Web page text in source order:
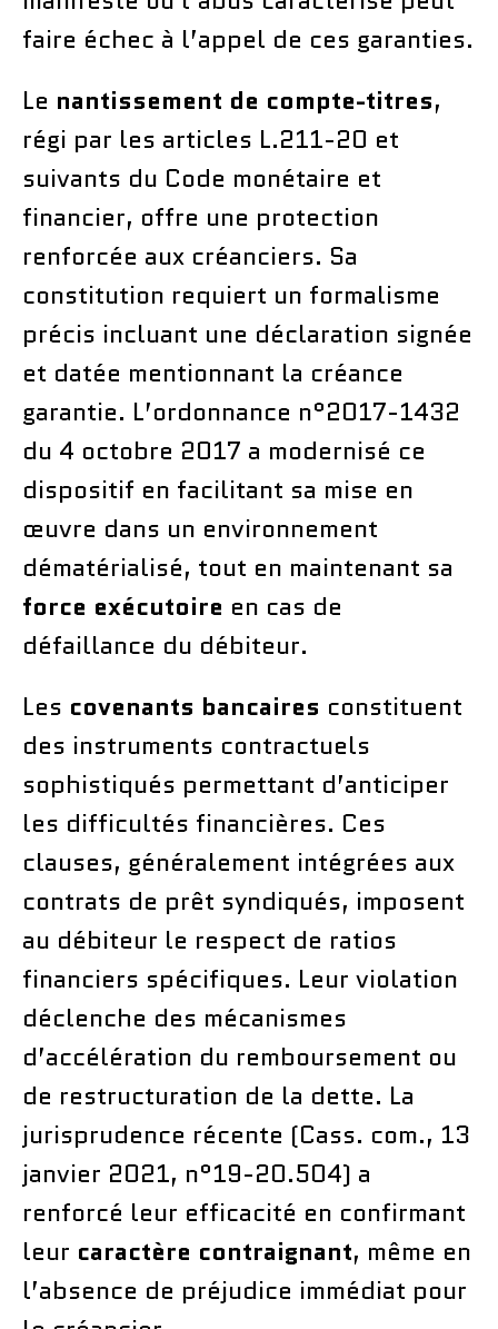
faire échec à l’appel de ces garanties.
Le nantissement de compte-titres,
régi par les articles L.211-20 et
suivants du Code monétaire et
financier, offre une protection
renforcée aux créanciers. Sa
constitution requiert un formalisme
précis incluant une déclaration signée
et datée mentionnant la créance
garantie. L’ordonnance n°2017-1432
du 4 octobre 2017 a modernisé ce
dispositif en facilitant sa mise en
œuvre dans un environnement
dématérialisé, tout en maintenant sa
force exécutoire en cas de
défaillance du débiteur.
Les covenants bancaires constituent
des instruments contractuels
sophistiqués permettant d’anticiper
les difficultés financières. Ces
clauses, généralement intégrées aux
contrats de prêt syndiqués, imposent
au débiteur le respect de ratios
financiers spécifiques. Leur violation
déclenche des mécanismes
d’accélération du remboursement ou
de restructuration de la dette. La
jurisprudence récente (Cass. com., 13
janvier 2021, n°19-20.504) a
renforcé leur efficacité en confirmant
leur caractère contraignant, même en
l’absence de préjudice immédiat pour